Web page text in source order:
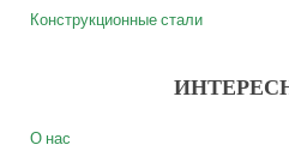
Конструкционные стали
О нас